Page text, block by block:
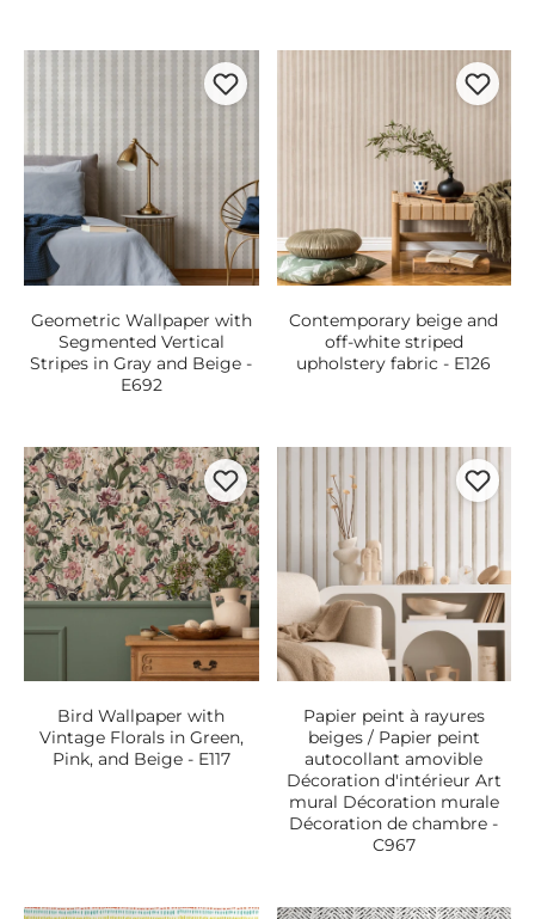
Geometric Wallpaper with
Segmented Vertical
Stripes in Gray and Beige -
E692
Contemporary beige and
off-white striped
upholstery fabric - E126
Bird Wallpaper with
Vintage Florals in Green,
Pink, and Beige - E117
Papier peint à rayures
beiges / Papier peint
autocollant amovible
Décoration d'intérieur Art
mural Décoration murale
Décoration de chambre -
C967